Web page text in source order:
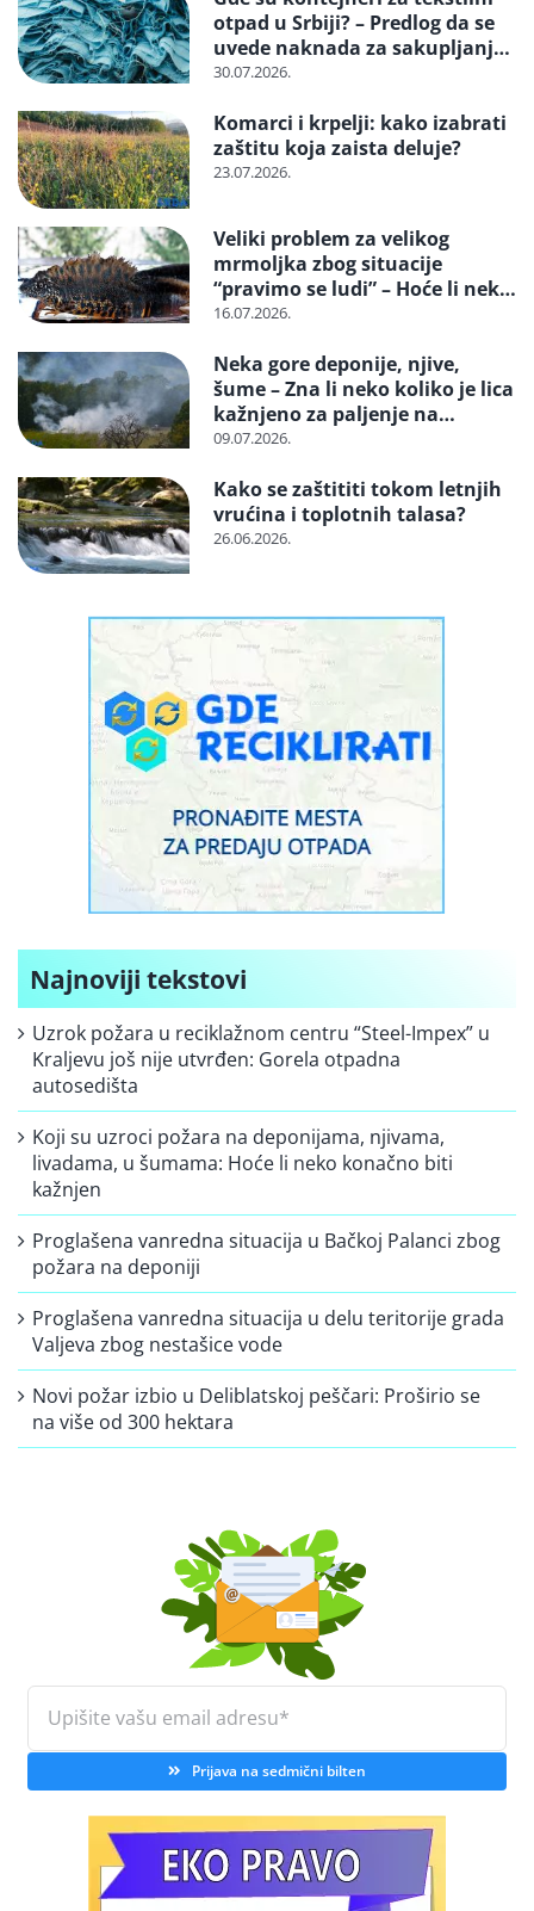
otpad u Srbiji? – Predlog da se
uvede naknada za sakupljanje i
reciklažu i svrstavanje u
30.07.2026.
Komarci i krpelji: kako izabrati
zaštitu koja zaista deluje?
23.07.2026.
Veliki problem za velikog
mrmoljka zbog situacije
“pravimo se ludi” – Hoće li neko
reagovati i spasiti strogo
16.07.2026.
Neka gore deponije, njive,
šume – Zna li neko koliko je lica
kažnjeno za paljenje na
otvorenom
09.07.2026.
Kako se zaštititi tokom letnjih
vrućina i toplotnih talasa?
26.06.2026.
Najnoviji tekstovi
Uzrok požara u reciklažnom centru “Steel-Impex” u
Kraljevu još nije utvrđen: Gorela otpadna
autosedišta
Koji su uzroci požara na deponijama, njivama,
livadama, u šumama: Hoće li neko konačno biti
kažnjen
Proglašena vanredna situacija u Bačkoj Palanci zbog
požara na deponiji
Proglašena vanredna situacija u delu teritorije grada
Valjeva zbog nestašice vode
Novi požar izbio u Deliblatskoj peščari: Proširio se
na više od 300 hektara
Prijava na sedmični bilten